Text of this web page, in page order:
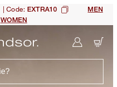
| Code: EXTRA10
MEN
WOMEN